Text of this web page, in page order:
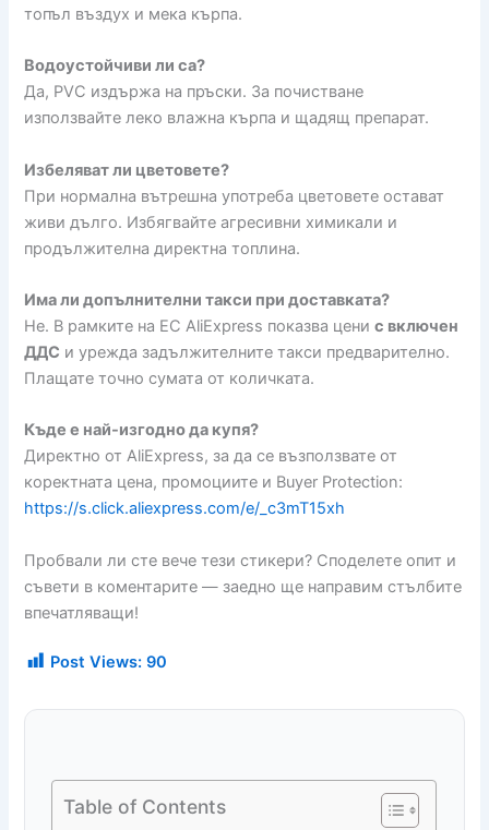
топъл въздух и мека кърпа.
Водоустойчиви ли са?
Да, PVC издържа на пръски. За почистване
използвайте леко влажна кърпа и щадящ препарат.
Избеляват ли цветовете?
При нормална вътрешна употреба цветовете остават
живи дълго. Избягвайте агресивни химикали и
продължителна директна топлина.
Има ли допълнителни такси при доставката?
Не. В рамките на ЕС AliExpress показва ценис включен
ДДС и урежда задължителните такси предварително.
Плащате точно сумата от количката.
Къде е най-изгодно да купя?
Директно от AliExpress, за да се възползвате от
коректната цена, промоциите и Buyer Protection:
https://s.click.aliexpress.com/e/_c3mT15xh
Пробвали ли сте вече тези стикери? Споделете опит и
съвети в коментарите — заедно ще направим стълбите
впечатляващи!
Post Views: 90
Table of Contents